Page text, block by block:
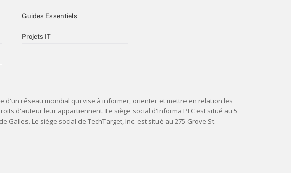
Guides Essentiels
Projets IT